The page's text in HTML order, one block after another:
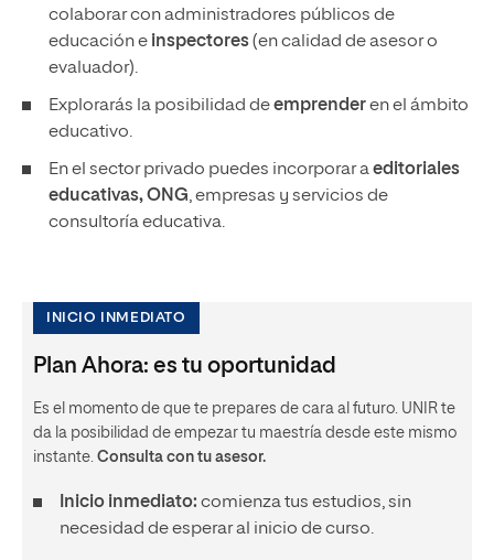
colaborar con administradores públicos de
educación e inspectores(en calidad de asesor o
evaluador).
Explorarás la posibilidad deemprenderen el ámbito
educativo.
En el sector privado puedes incorporar aeditoriales
educativas, ONG, empresas y servicios de
consultoría educativa.
INICIO INMEDIATO
Plan Ahora: es tu oportunidad
Es el momento de que te prepares de cara al futuro. UNIR te
da la posibilidad de empezar tu maestría desde este mismo
instante. Consulta con tu asesor.
Inicio inmediato: comienza tus estudios, sin
necesidad de esperar al inicio de curso.